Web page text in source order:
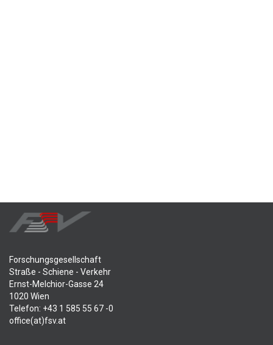
Forschungsgesellschaft
Straße - Schiene - Verkehr
Ernst-Melchior-Gasse 24
1020 Wien
Telefon: +43 1 585 55 67 -0
office(at)fsv.at